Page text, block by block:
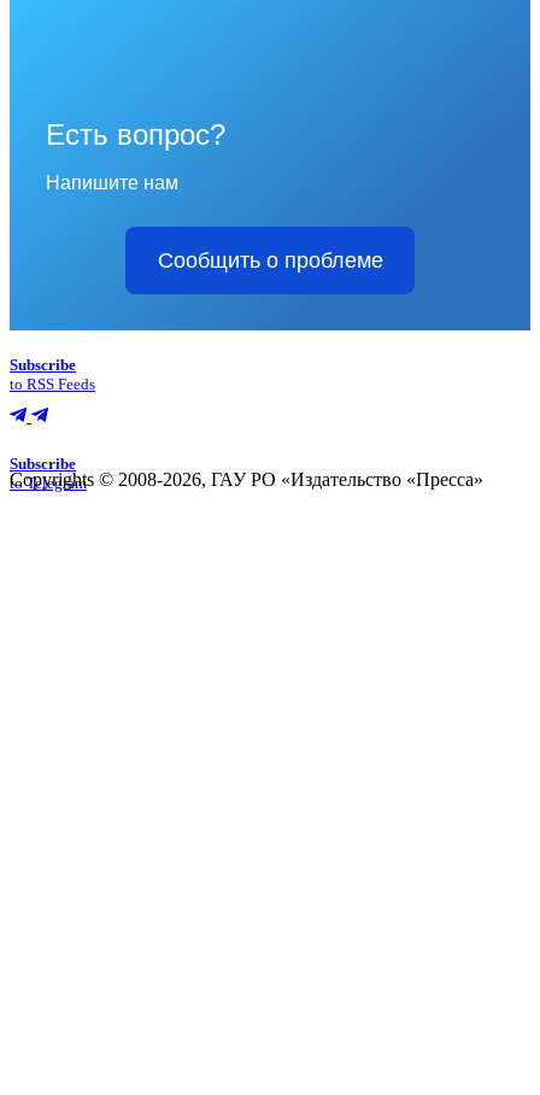
Есть вопрос?
Напишите нам
Сообщить о проблеме
Subscribe
to RSS Feeds
Subscribe
to Telegram
Copyrights © 2008-2026, ГАУ РО «Издательство «Пресса»